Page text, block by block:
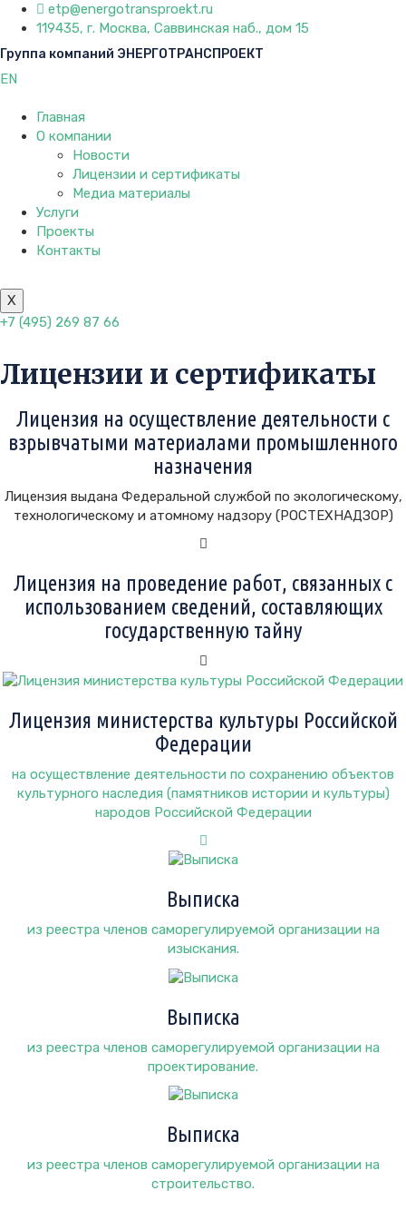
etp@energotransproekt.ru
119435, г. Москва, Саввинская наб., дом 15
Группа компаний ЭНЕРГОТРАНСПРОЕКТ
EN
Главная
О компании
Новости
Лицензии и сертификаты
Медиа материалы
Услуги
Проекты
Контакты
X
+7 (495) 269 87 66
Лицензии и сертификаты
Лицензия на осуществление деятельности с
взрывчатыми материалами промышленного
назначения
Лицензия выдана Федеральной службой по экологическому,
технологическому и атомному надзору (РОСТЕХНАДЗОР)
Лицензия на проведение работ, связанных с
использованием сведений, составляющих
государственную тайну
Лицензия министерства культуры Российской
Федерации
на осуществление деятельности по сохранению объектов
культурного наследия (памятников истории и культуры)
народов Российской Федерации
Выписка
из реестра членов саморегулируемой организации на
изыскания.
Выписка
из реестра членов саморегулируемой организации на
проектирование.
Выписка
из реестра членов саморегулируемой организации на
строительство.